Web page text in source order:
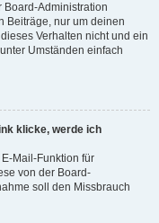
Board-Administration
Beiträge, nur um deinen
Verhalten nicht und ein
Umständen einfach
klicke, werde ich
Mail-Funktion für
von der Board-
soll den Missbrauch